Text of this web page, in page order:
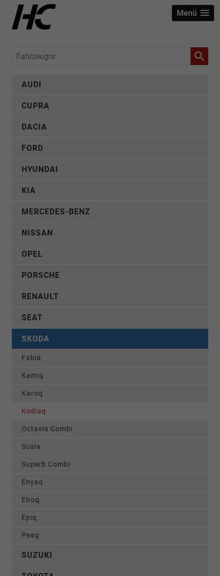
Menü
Fahrzeugnr.
AUDI
CUPRA
DACIA
FORD
HYUNDAI
KIA
MERCEDES-BENZ
NISSAN
OPEL
PORSCHE
RENAULT
SEAT
SKODA
Fabia
Kamiq
Karoq
Kodiaq
Octavia Combi
Scala
Superb Combi
Enyaq
Elroq
Epiq
Peaq
SUZUKI